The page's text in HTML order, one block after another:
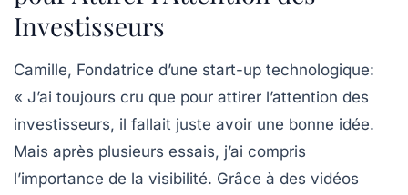
Investisseurs
Camille, Fondatrice d’une start-up technologique:
« J’ai toujours cru que pour attirer l’attention des
investisseurs, il fallait juste avoir une bonne idée.
Mais après plusieurs essais, j’ai compris
l’importance de la visibilité. Grâce à des vidéos